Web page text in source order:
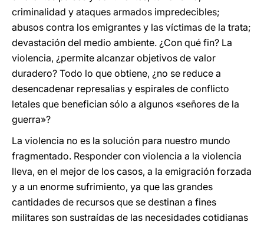
criminalidad y ataques armados impredecibles;
abusos contra los emigrantes y las víctimas de la trata;
devastación del medio ambiente. ¿Con qué fin? La
violencia, ¿permite alcanzar objetivos de valor
duradero? Todo lo que obtiene, ¿no se reduce a
desencadenar represalias y espirales de conflicto
letales que benefician sólo a algunos «señores de la
guerra»?
La violencia no es la solución para nuestro mundo
fragmentado. Responder con violencia a la violencia
lleva, en el mejor de los casos, a la emigración forzada
y a un enorme sufrimiento, ya que las grandes
cantidades de recursos que se destinan a fines
militares son sustraídas de las necesidades cotidianas